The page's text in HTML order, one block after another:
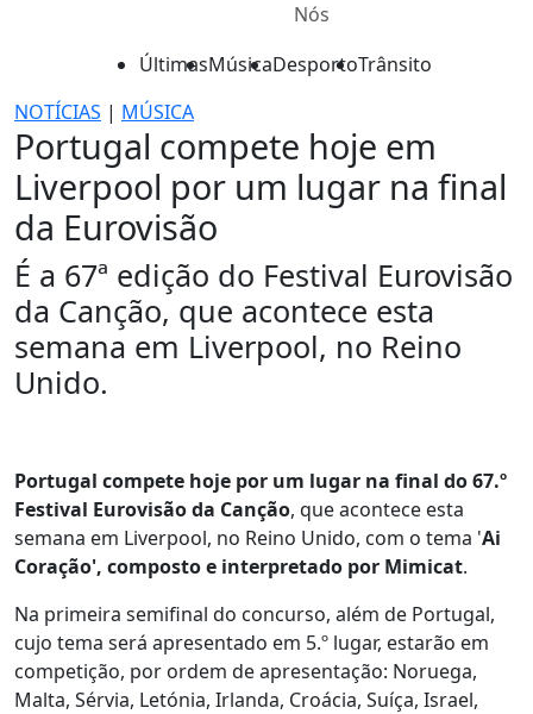
Nós
ÚltimasMúsicaDesportoTrânsito
NOTÍCIAS | MÚSICA
Portugal compete hoje em
Liverpool por um lugar na final
da Eurovisão
É a 67ª edição do Festival Eurovisão
da Canção, que acontece esta
semana em Liverpool, no Reino
Unido.
Portugal compete hoje por um lugar na final do 67.º
Festival Eurovisão da Canção, que acontece esta
semana em Liverpool, no Reino Unido, com o tema 'Ai
Coração', composto e interpretado por Mimicat.
Na primeira semifinal do concurso, além de Portugal,
cujo tema será apresentado em 5.º lugar, estarão em
competição, por ordem de apresentação: Noruega,
Malta, Sérvia, Letónia, Irlanda, Croácia, Suíça, Israel,